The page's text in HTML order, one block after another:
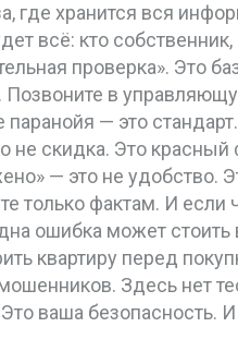
где хранится вся
всё: кто
проверка». Это
Позвоните в
паранойя — это стандарт.
скидка. Это
— это не
фактам. И если
ошибка может стоить
квартиру перед
Здесь нет
ваша безопасность.